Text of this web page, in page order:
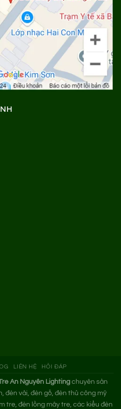
LIÊN HỆ HỎI ĐÁP
An Nguyên Lightingchuyên sản
đèn vải, đèn gỗ, đèn thủ công mỹ
tre, đèn lồng mây tre, các kiểu đèn